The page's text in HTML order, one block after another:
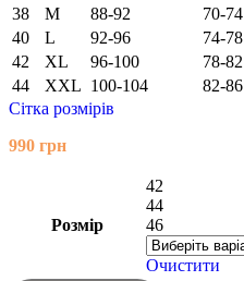
38
M 88-92 70-74
40
L 92-96 74-78
42
XL 96-100 78-82
44
XXL 100-104 82-86
Сітка розмірів
990 грн
Розмір
42
44
46
Очистити